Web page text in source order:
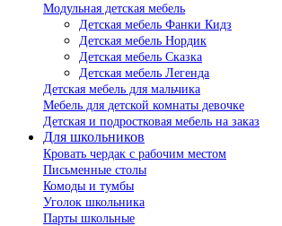
Модульная детская мебель
Детская мебель Фанки Кидз
Детская мебель Нордик
Детская мебель Сказка
Детская мебель Легенда
Детская мебель для мальчика
Мебель для детской комнаты девочке
Детская и подростковая мебель на заказ
Для школьников
Кровать чердак с рабочим местом
Письменные столы
Комоды и тумбы
Уголок школьника
Парты школьные